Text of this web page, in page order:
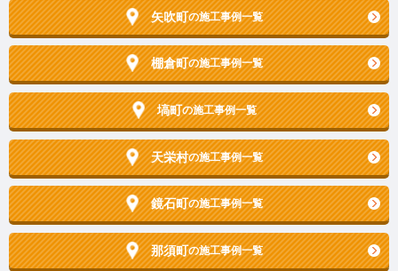
矢吹町の施工事例一覧
棚倉町の施工事例一覧
塙町の施工事例一覧
天栄村の施工事例一覧
鏡石町の施工事例一覧
那須町の施工事例一覧